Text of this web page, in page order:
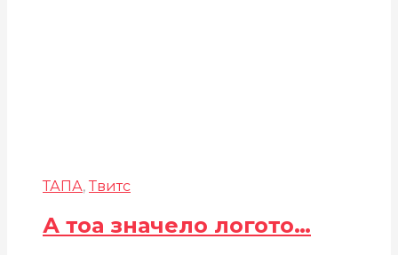
ТАПА, Твитс
А тоа значело логото…